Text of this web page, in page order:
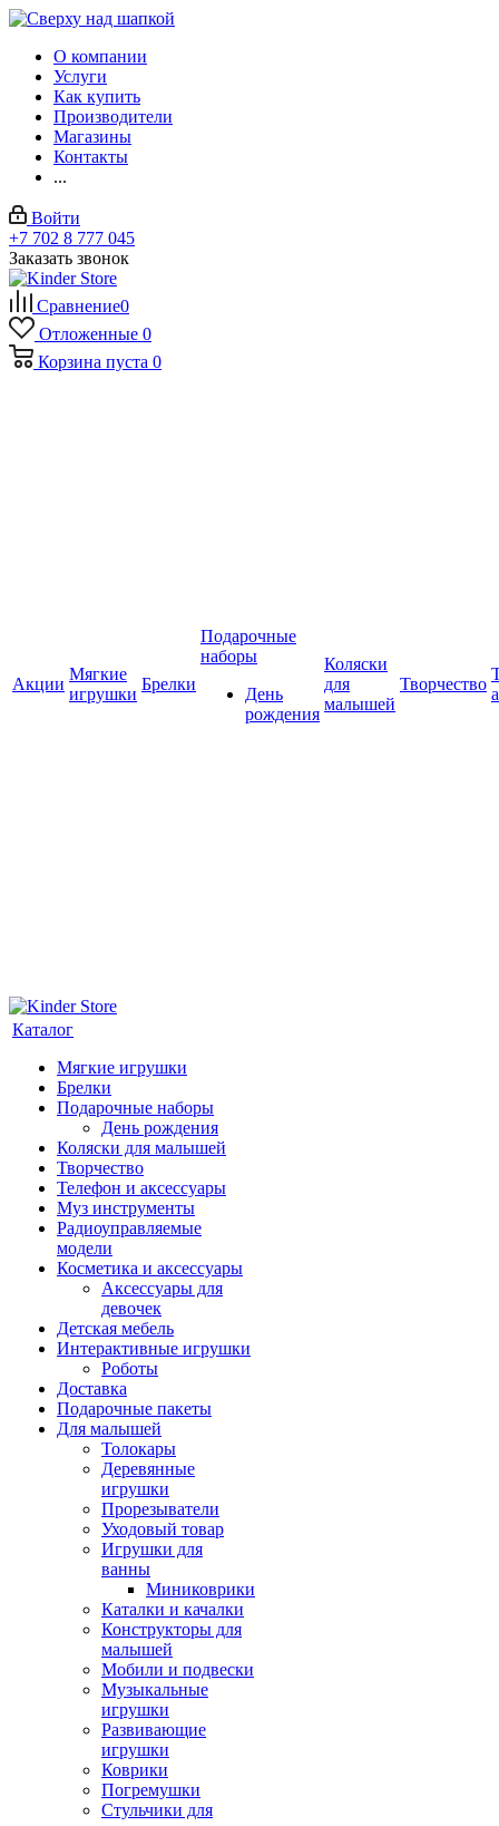
О компании
Услуги
Как купить
Производители
Магазины
Контакты
...
Войти
+7 702 8 777 045
Заказать звонок
Сравнение0
Отложенные 0
Корзина пуста 0
Акции
Мягкие
игрушки
Брелки
Подарочные
наборы
День
рождения
Коляски
для
малышей
Творчество
Каталог
Мягкие игрушки
Брелки
Подарочные наборы
День рождения
Коляски для малышей
Творчество
Телефон и аксессуары
Муз инструменты
Радиоуправляемые
модели
Косметика и аксессуары
Аксессуары для
девочек
Детская мебель
Интерактивные игрушки
Роботы
Доставка
Подарочные пакеты
Для малышей
Толокары
Деревянные
игрушки
Прорезыватели
Уходовый товар
Игрушки для
ванны
Миниковрики
Каталки и качалки
Конструкторы для
малышей
Мобили и подвески
Музыкальные
игрушки
Развивающие
игрушки
Коврики
Погремушки
Стульчики для